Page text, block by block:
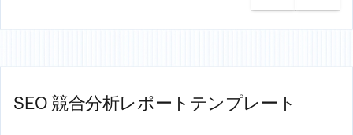
SEO 競合分析レポートテンプレート